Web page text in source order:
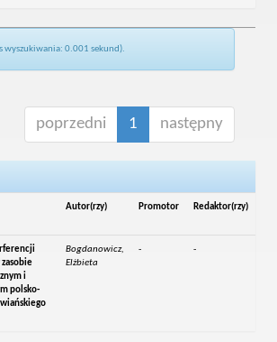
wyszukiwania: 0.001 sekund).
poprzedni 1 następny
Autor(rzy) Promotor Redaktor(rzy)
i
polsko-
Bogdanowicz,
Elżbieta
- -